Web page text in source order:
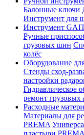
Балонные ключи
Инструмент для
Инструмент
Ручные
грузовых шин
колёс
Оборудование
Стенды сход-
настройки
Гидравлическое
ремонт грузовых
Расходные
Материалы для
PREMA
пластыри PREMA